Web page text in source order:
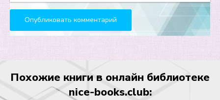
Похожие книги в онлайн библиотеке
nice-books.club: